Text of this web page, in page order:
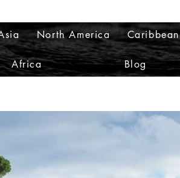
North America Caribbean
Africa Blog